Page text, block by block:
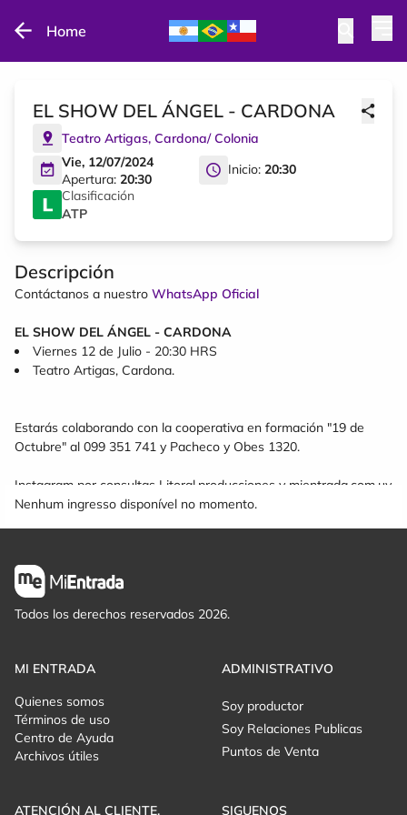
Home
EL SHOW DEL ÁNGEL - CARDONA
Teatro Artigas, Cardona/Colonia
Vie, 12/07/2024
Apertura: 20:30
Inicio: 20:30
Clasificación
ATP
Descripción
Contáctanos a nuestro WhatsApp Oficial
EL SHOW DEL ÁNGEL - CARDONA
Viernes 12 de Julio - 20:30 HRS
Teatro Artigas, Cardona.
Estarás colaborando con la cooperativa en formación "19 de
Octubre" al 099 351 741 y Pacheco y Obes 1320.
Instagram por consultas Litoral.producciones y mientrada.com.uy
Nenhum ingresso disponível no momento.
Todos los derechos reservados 2026.
MI ENTRADA
Quienes somos
Términos de uso
Centro de Ayuda
Archivos útiles
ADMINISTRATIVO
Soy productor
Soy Relaciones Publicas
Puntos de Venta
ATENCIÓN AL CLIENTE. SIGUENOS